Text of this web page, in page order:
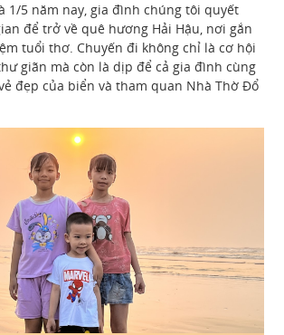
1/5 năm nay, gia đình chúng tôi quyết
để trở về quê hương Hải Hậu, nơi gắn
tuổi thơ. Chuyến đi không chỉ là cơ hội
giãn mà còn là dịp để cả gia đình cùng
đẹp của biển và tham quan Nhà Thờ Đổ